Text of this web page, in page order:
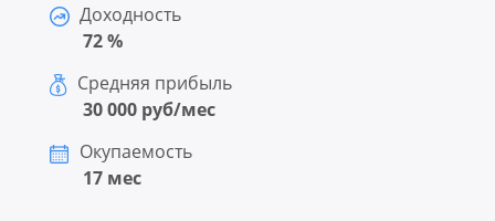
Доходность
72 %
Средняя прибыль
30 000 руб/мес
Окупаемость
17 мес